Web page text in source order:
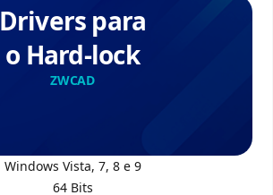
Drivers para
o Hard-lock
ZWCAD
Windows Vista, 7, 8 e 9
64 Bits